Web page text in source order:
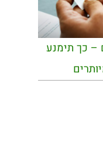
– כך תימנע